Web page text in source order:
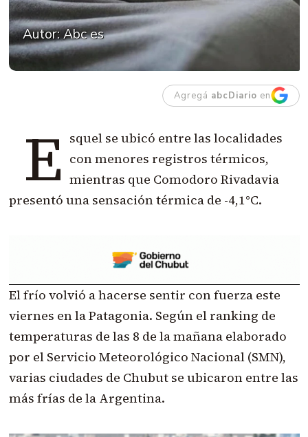
Agregá abcDiario en
Autor: Abc es
E squel se ubicó entre las localidades
con menores registros térmicos,
mientras que Comodoro Rivadavia
presentó una sensación térmica de -4,1°C.
El frío volvió a hacerse sentir con fuerza este
viernes en la Patagonia. Según el ranking de
temperaturas de las 8 de la mañana elaborado
por el Servicio Meteorológico Nacional (SMN),
varias ciudades de Chubut se ubicaron entre las
más frías de la Argentina.